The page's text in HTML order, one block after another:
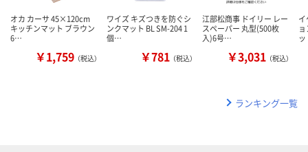
オカ カーサ 45×120cm
キッチンマット ブラウン
6…
￥1,759 （税込）
ワイズ キズつきを防ぐシ
ンクマット BL SM-204 1
個…
￥781 （税込）
江部松商事 ドイリー レー
スペーパー 丸型(500枚
入)6号…
￥3,031 （税込）
イ
ランキング一覧